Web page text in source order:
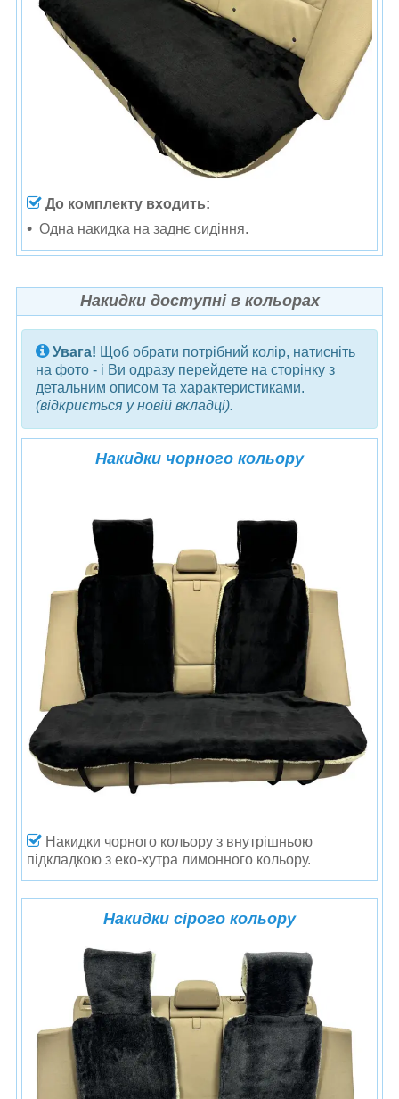
До комплекту входить:
Одна накидка на заднє сидіння.
Накидки доступні в кольорах
Увага! Щоб обрати потрібний колір, натисніть
на фото - і Ви одразу перейдете на сторінку з
детальним описом та характеристиками.
(відкриється у новій вкладці).
Накидки чорного кольору
Накидки чорного кольору з внутрішньою
підкладкою з еко-хутра лимонного кольору.
Накидки сірого кольору